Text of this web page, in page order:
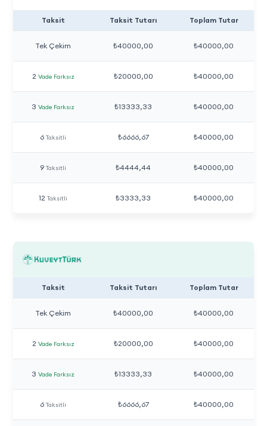
Taksit Taksit Tutarı Toplam Tutar
Tek Çekim ₺40000,00 ₺40000,00
2 Vade Farksız ₺20000,00 ₺40000,00
3Vade Farksız ₺13333,33 ₺40000,00
6Taksitli ₺6666,67 ₺40000,00
9Taksitli ₺4444,44 ₺40000,00
12Taksitli ₺3333,33 ₺40000,00
Taksit Taksit Tutarı Toplam Tutar
Tek Çekim ₺40000,00 ₺40000,00
2 Vade Farksız ₺20000,00 ₺40000,00
3Vade Farksız ₺13333,33 ₺40000,00
6Taksitli ₺6666,67 ₺40000,00